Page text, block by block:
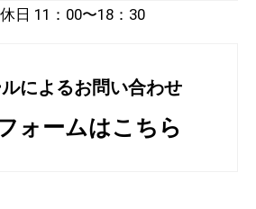
日 11：00〜18：30
によるお問い合わせ
ォームはこちら